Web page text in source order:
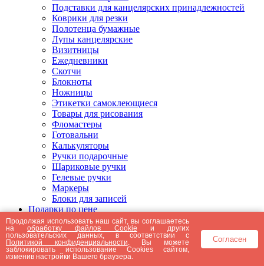
Подставки для канцелярских принадлежностей
Коврики для резки
Полотенца бумажные
Лупы канцелярские
Визитницы
Ежедневники
Скотчи
Блокноты
Ножницы
Этикетки самоклеющиеся
Товары для рисования
Фломастеры
Готовальни
Калькуляторы
Ручки подарочные
Шариковые ручки
Гелевые ручки
Маркеры
Блоки для записей
Подарки по цене
Подарки от 5000 рублей
Подарки до 5000 рублей
Подарки до 3000 рублей
Подарки до 2000 рублей
Подарки до 1000 рублей
Продолжая использовать наш сайт, вы соглашаетесь
наобработку файлов Cookie и других
пользовательских данных, в соответствии с
Политикой конфиденциальности . Вы можете
заблокировать использование Cookies сайтом,
изменив настройки Вашего браузера.
Согласен